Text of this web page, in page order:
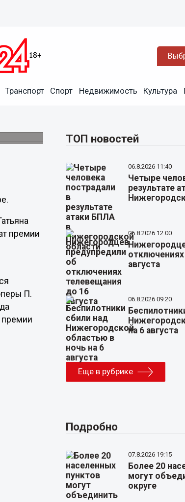
Транспорт Спорт Недвижимость Культура
премии
П.
премии
ТОП новостей
06.8.2026 11:40
Четыре
результате
06.8.2026 12:00
августа
06.8.2026 09:20
на 6 августа
Еще в рубрике
Подробно
07.8.2026 19:15
Более 20
могут
округе